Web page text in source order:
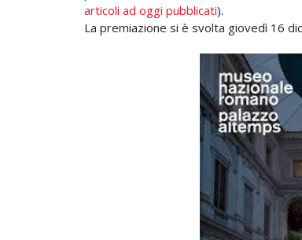
articoli ad oggi pubblicati).
La premiazione si è svolta giovedì 16